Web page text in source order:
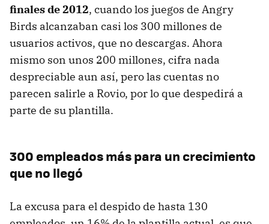
finales de 2012, cuando los juegos de Angry
Birds alcanzaban casi los 300 millones de
usuarios activos, que no descargas. Ahora
mismo son unos 200 millones, cifra nada
despreciable aun así, pero las cuentas no
parecen salirle a Rovio, por lo que despedirá a
parte de su plantilla.
300 empleados más para un crecimiento
que no llegó
La excusa para el despido de hasta 130